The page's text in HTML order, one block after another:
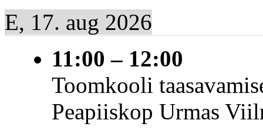
E, 17. aug 2026
11:00 – 12:00
Toomkooli
Peapiiskop Urmas